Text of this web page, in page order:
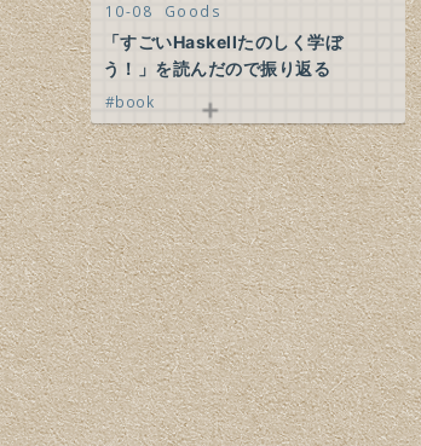
10-08 Goods
「すごいHaskellたのしく学ぼ
う！」を読んだので振り返る
book